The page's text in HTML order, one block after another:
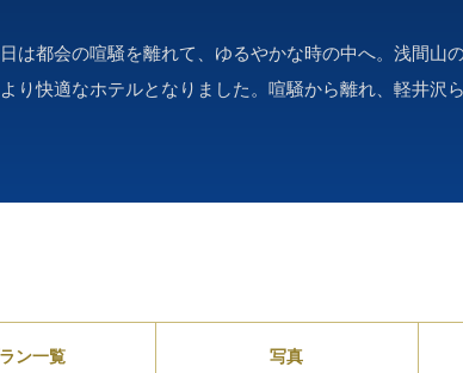
は都会の喧騒を離れて、ゆるやかな時の中へ。浅間
り快適なホテルとなりました。喧騒から離れ、軽井沢
ン一覧 写真